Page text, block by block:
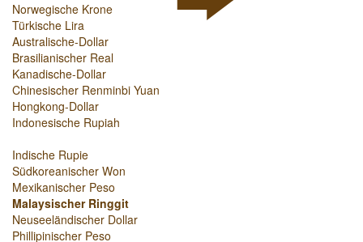
Norwegische Krone
Türkische Lira
Australische-Dollar
Brasilianischer Real
Kanadische-Dollar
Chinesischer Renminbi Yuan
Hongkong-Dollar
Indonesische Rupiah
Indische Rupie
Südkoreanischer Won
Mexikanischer Peso
Malaysischer Ringgit
Neuseeländischer Dollar
Phillipinischer Peso